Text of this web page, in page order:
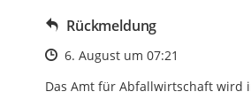
Rückmeldung
Zeitpunkt des Erstellens
6. August um 07:21
Das Amt für Abfallwirtschaft wird